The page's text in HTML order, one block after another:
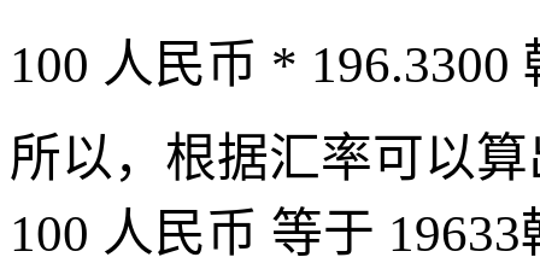
100 人民币 * 196.3300
所以，根据汇率可以
100 人民币 等于